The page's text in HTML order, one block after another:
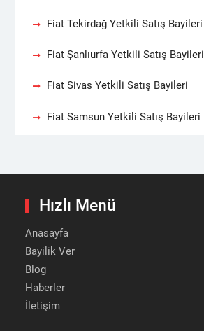
Fiat Tekirdağ Yetkili Satış Bayileri
Fiat Şanlıurfa Yetkili Satış Bayileri
Fiat Sivas Yetkili Satış Bayileri
Fiat Samsun Yetkili Satış Bayileri
Hızlı Menü
Anasayfa
Bayilik Ver
Blog
Haberler
İletişim